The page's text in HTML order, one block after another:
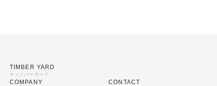
TIMBER YARD
ティンバーヤード
COMPANY CONTACT